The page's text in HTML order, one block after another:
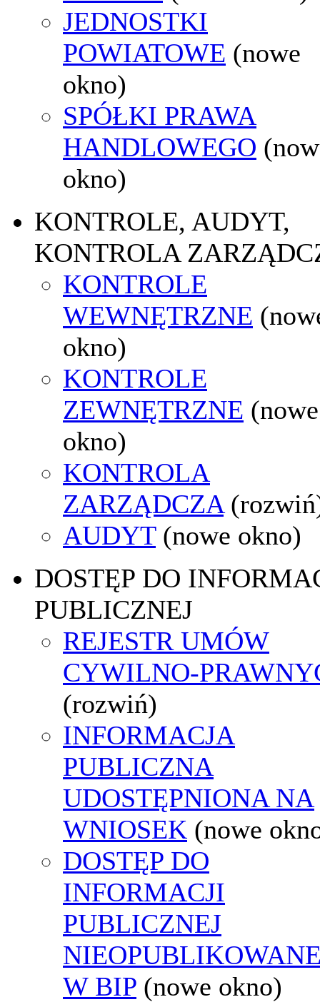
JEDNOSTKI
POWIATOWE (nowe
okno)
SPÓŁKI PRAWA
HANDLOWEGO
okno)
KONTROLE, AUDYT,
KONTROLA
KONTROLE
WEWNĘTRZNE
okno)
KONTROLE
ZEWNĘTRZNE (nowe
okno)
KONTROLA
ZARZĄDCZA
AUDYT (nowe okno)
DOSTĘP DO
PUBLICZNEJ
REJESTR UMÓW
CYWILNO-
(rozwiń)
INFORMACJA
PUBLICZNA
UDOSTĘPNIONA NA
WNIOSEK (nowe
DOSTĘP DO
INFORMACJI
PUBLICZNEJ
W BIP (nowe okno)